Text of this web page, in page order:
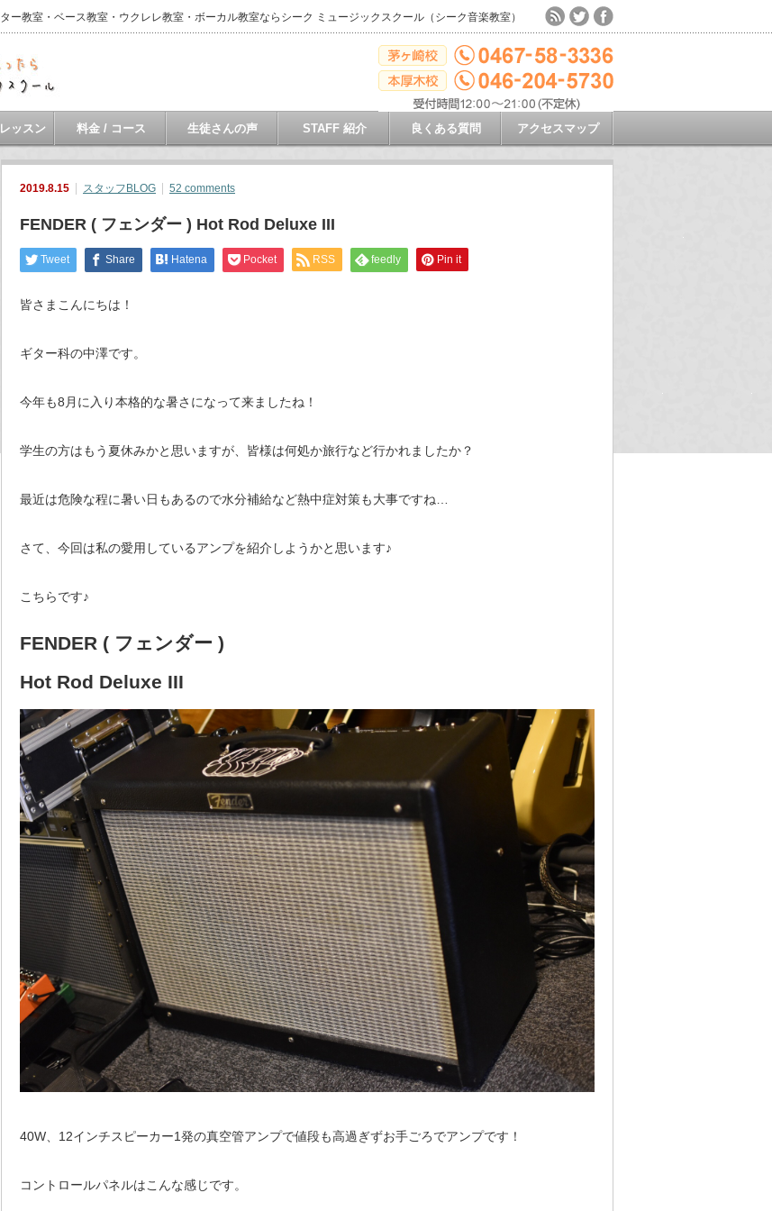
ー教室・ベース教室・ウクレレ教室・ボーカル教室ならシーク ミュージックスクール（シーク音楽教室）
ッスン 料金 / コース 生徒さんの声 STAFF 紹介 良くある質問 アクセスマップ
2019.8.15 スタッフBLOG 52 comments
FENDER ( フェンダー ) Hot Rod Deluxe III
Tweet Share Hatena Pocket RSS feedly Pin it
皆さまこんにちは！
ギター科の中澤です。
今年も8月に入り本格的な暑さになって来ましたね！
学生の方はもう夏休みかと思いますが、皆様は何処か旅行など行かれましたか？
最近は危険な程に暑い日もあるので水分補給など熱中症対策も大事ですね…
さて、今回は私の愛用しているアンプを紹介しようかと思います♪
こちらです♪
FENDER ( フェンダー )
Hot Rod Deluxe III
40W、12インチスピーカー1発の真空管アンプで値段も高過ぎずお手ごろでアンプです！
コントロールパネルはこんな感じです。